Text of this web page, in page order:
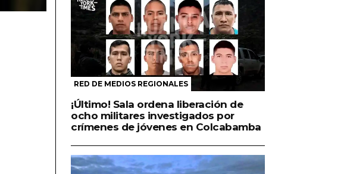
RED DE MEDIOS REGIONALES
¡Último! Sala ordena liberación de
ocho militares investigados por
crímenes de jóvenes en Colcabamba